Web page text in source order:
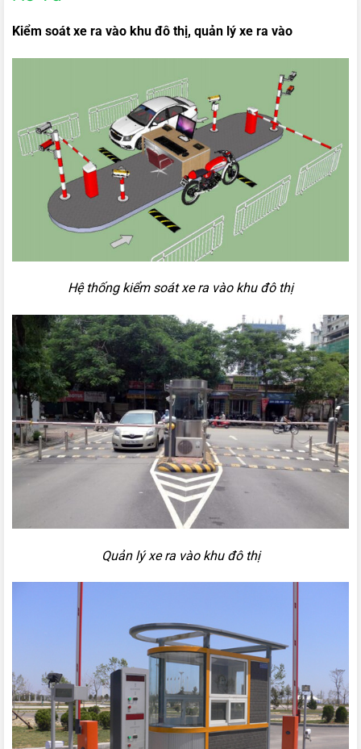
Kiểm soát xe ra vào khu đô thị, quản lý xe ra vào
Hệ thống kiểm soát xe ra vào khu đô thị
Quản lý xe ra vào khu đô thị